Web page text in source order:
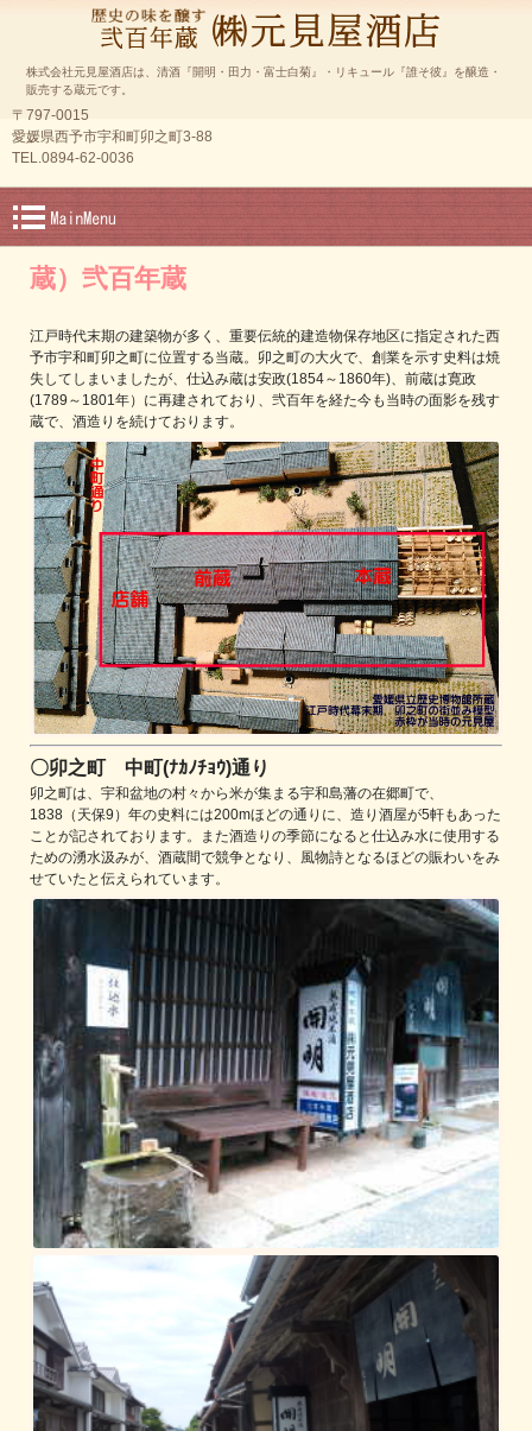
株式会社元見屋酒店は、清酒『開明・田力・富士白菊』・リキュール『誰そ彼』を醸造・
販売する蔵元です。
〒797-0015
愛媛県西予市宇和町卯之町3-88
TEL.0894-62-0036
蔵）弐百年蔵
江戸時代末期の建築物が多く、重要伝統的建造物保存地区に指定された西
予市宇和町卯之町に位置する当蔵。卯之町の大火で、創業を示す史料は焼
失してしまいましたが、仕込み蔵は安政(1854～1860年)、前蔵は寛政
(1789～1801年）に再建されており、弐百年を経た今も当時の面影を残す
蔵で、酒造りを続けております。
〇卯之町 中町(ﾅｶﾉﾁｮｳ)通り
卯之町は、宇和盆地の村々から米が集まる宇和島藩の在郷町で、
1838（天保9）年の史料には200mほどの通りに、造り酒屋が5軒もあった
ことが記されております。また酒造りの季節になると仕込み水に使用する
ための湧水汲みが、酒蔵間で競争となり、風物詩となるほどの賑わいをみ
せていたと伝えられています。